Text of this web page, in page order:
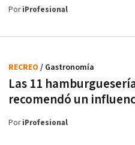
PoriProfesional
Las 11
recomendó un
RECREO / Gastronomía
PoriProfesional